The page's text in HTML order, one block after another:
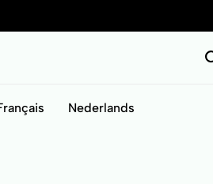
Nederlands